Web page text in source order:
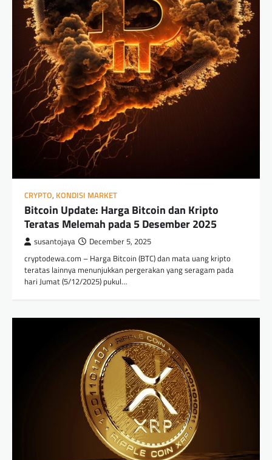
CRYPTO, KONDISI MARKET
Bitcoin Update: Harga Bitcoin dan Kripto
Teratas Melemah pada 5 Desember 2025
susantojaya December 5, 2025
cryptodewa.com – Harga Bitcoin (BTC) dan mata uang kripto
teratas lainnya menunjukkan pergerakan yang seragam pada
hari Jumat (5/12/2025) pukul…